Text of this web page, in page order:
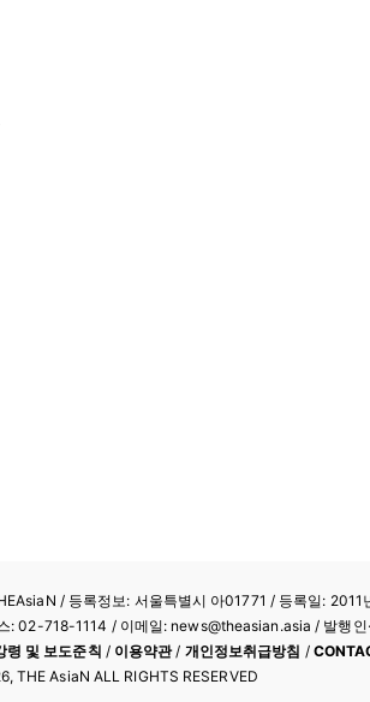
/ 등록정보: 서울특별시 아01771 / 등록일: 2011
: 02-718-1114 / 이메일: news@theasian.asia / 발행
령 및 보도준칙 / 이용약관/ 개인정보취급방침 /
, THE AsiaN ALL RIGHTS RESERVED